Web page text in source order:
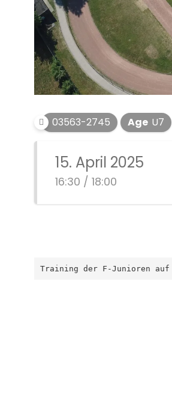
03563-2745 Age U7
15. April 2025
16:30 / 18:00
Training der F-Junioren auf